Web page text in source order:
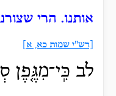
אותנו. הרי
[רש"י שמות כא, א]
לב כִּֽי־מִגֶּ֤פֶן